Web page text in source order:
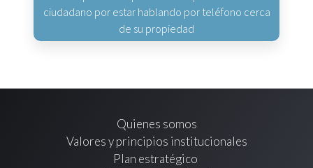
ciudadano por estar hablando por teléfono cerca
de su propiedad
Quienes somos
Valores y principios institucionales
Plan estratégico